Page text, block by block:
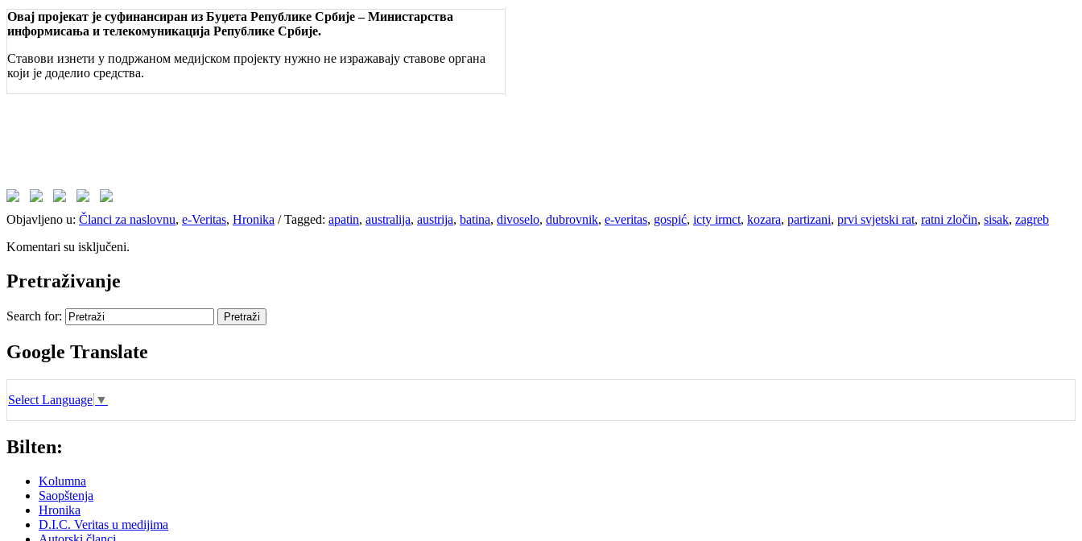
Овај пројекат је суфинансиран из Буџета Републике Србије – Министарства
информисања и телекомуникација Републике Србије.
Ставови изнети у подржаном медијском пројекту нужно не изражавају ставове органа
који је доделио средства.
Objavljeno u: Članci za naslovnu, e-Veritas, Hronika /Tagged: apatin, australija, austrija, batina, divoselo, dubrovnik, e-veritas, gospić, icty irmct, kozara, partizani, prvi svjetski rat, ratni zločin, sisak, zagreb
Komentari su isključeni.
Pretraživanje
Search for:
Google Translate
Select Language ▼
Bilten:
Kolumna
Saopštenja
Hronika
D.I.C. Veritas u medijima